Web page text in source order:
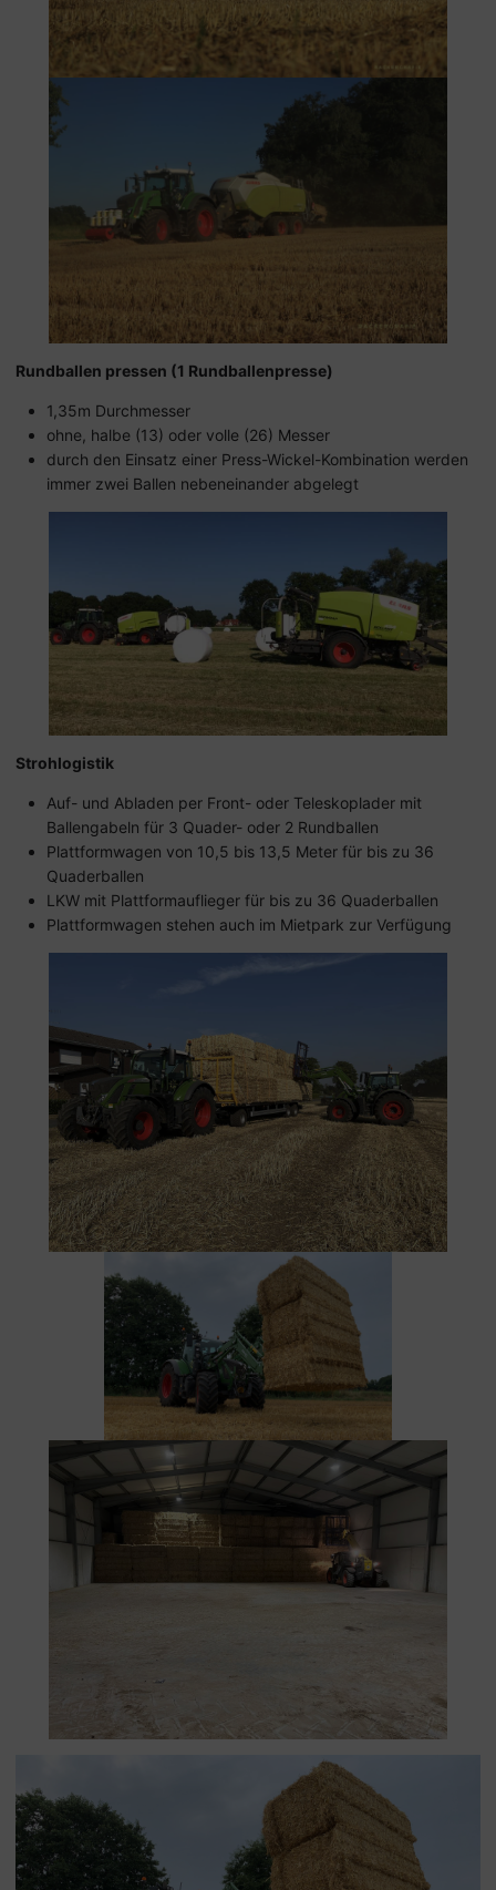
Rundballen pressen (1 Rundballenpresse)
1,35m Durchmesser
ohne, halbe (13) oder volle (26) Messer
durch den Einsatz einer Press-Wickel-Kombination werden
immer zwei Ballen nebeneinander abgelegt
Strohlogistik
Auf- und Abladen per Front- oder Teleskoplader mit
Ballengabeln für 3 Quader- oder 2 Rundballen
Plattformwagen von 10,5 bis 13,5 Meter für bis zu 36
Quaderballen
LKW mit Plattformauflieger für bis zu 36 Quaderballen
Plattformwagen stehen auch im Mietpark zur Verfügung